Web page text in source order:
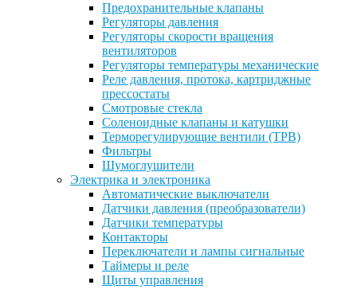
Предохранительные клапаны
Регуляторы давления
Регуляторы скорости вращения
вентиляторов
Регуляторы температуры механические
Реле давления, протока, картриджные
прессостаты
Смотровые стекла
Соленоидные клапаны и катушки
Терморегулирующие вентили (ТРВ)
Фильтры
Шумоглушители
Электрика и электроника
Автоматические выключатели
Датчики давления (преобразователи)
Датчики температуры
Контакторы
Переключатели и лампы сигнальные
Таймеры и реле
Щиты управления